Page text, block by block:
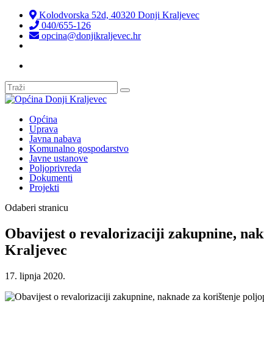
Kolodvorska 52d, 40320 Donji Kraljevec
040/655-126
opcina@donjikraljevec.hr
Općina
Uprava
Javna nabava
Komunalno gospodarstvo
Javne ustanove
Poljoprivreda
Dokumenti
Projekti
Odaberi stranicu
Obavijest o revalorizaciji zakupnine,
Kraljevec
17. lipnja 2020.